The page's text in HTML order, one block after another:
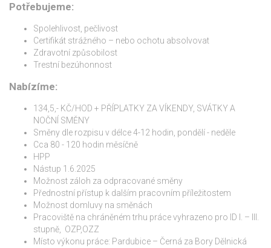
Potřebujeme:
Spolehlivost, pečlivost
Certifikát strážného – nebo ochotu absolvovat
Zdravotní způsobilost
Trestní bezúhonnost
Nabízíme:
134,5,- KČ/HOD + PŘÍPLATKY ZA VÍKENDY, SVÁTKY A
NOČNÍ SMĚNY
Směny dle rozpisu v délce 4-12 hodin, pondělí - neděle
Cca 80 - 120 hodin měsíčně
HPP
Nástup 1.6.2025
Možnost záloh za odpracované směny
Přednostní přístup k dalším pracovním příležitostem
Možnost domluvy na směnách
Pracoviště na chráněném trhu práce vyhrazeno pro ID I. – III.
stupně, OZP,OZZ
Místo výkonu práce: Pardubice – Černá za Bory Dělnická